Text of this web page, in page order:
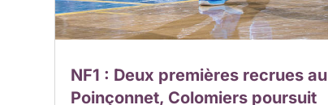
NF1 : Deux premières recrues au
Poinçonnet, Colomiers poursuit